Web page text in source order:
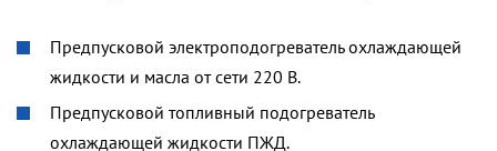
Предпусковой электроподогреватель охлаждающей
жидкости и масла от сети 220 В.
Предпусковой топливный подогреватель
охлаждающей жидкости ПЖД.